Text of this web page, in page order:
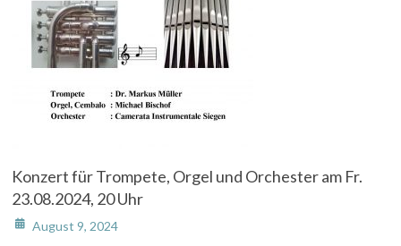
Konzert für Trompete, Orgel und Orchester am Fr.
23.08.2024, 20 Uhr
August 9, 2024